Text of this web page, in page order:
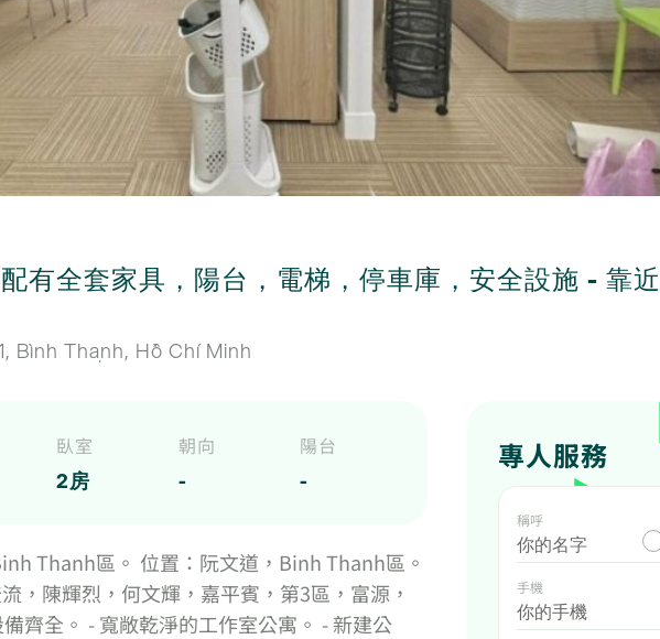
有全套家具，陽台，電梯，停車庫，安全設施 - 靠近
Bình Thạnh, Hồ Chí Minh
臥室
2房
朝向
-
陽台
-
Thanh區。 位置：阮文道，Binh Thanh區。
，陳輝烈，何文輝，嘉平賓，第3區，富源，
齊全。 - 寬敞乾淨的工作室公寓。 - 新建公
專人服務
稱呼
手機